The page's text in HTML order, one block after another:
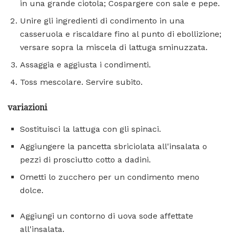
in una grande ciotola; Cospargere con sale e pepe.
Unire gli ingredienti di condimento in una
casseruola e riscaldare fino al punto di ebollizione;
versare sopra la miscela di lattuga sminuzzata.
Assaggia e aggiusta i condimenti.
Toss mescolare. Servire subito.
variazioni
Sostituisci la lattuga con gli spinaci.
Aggiungere la pancetta sbriciolata all'insalata o
pezzi di prosciutto cotto a dadini.
Ometti lo zucchero per un condimento meno
dolce.
Aggiungi un contorno di uova sode affettate
all'insalata.